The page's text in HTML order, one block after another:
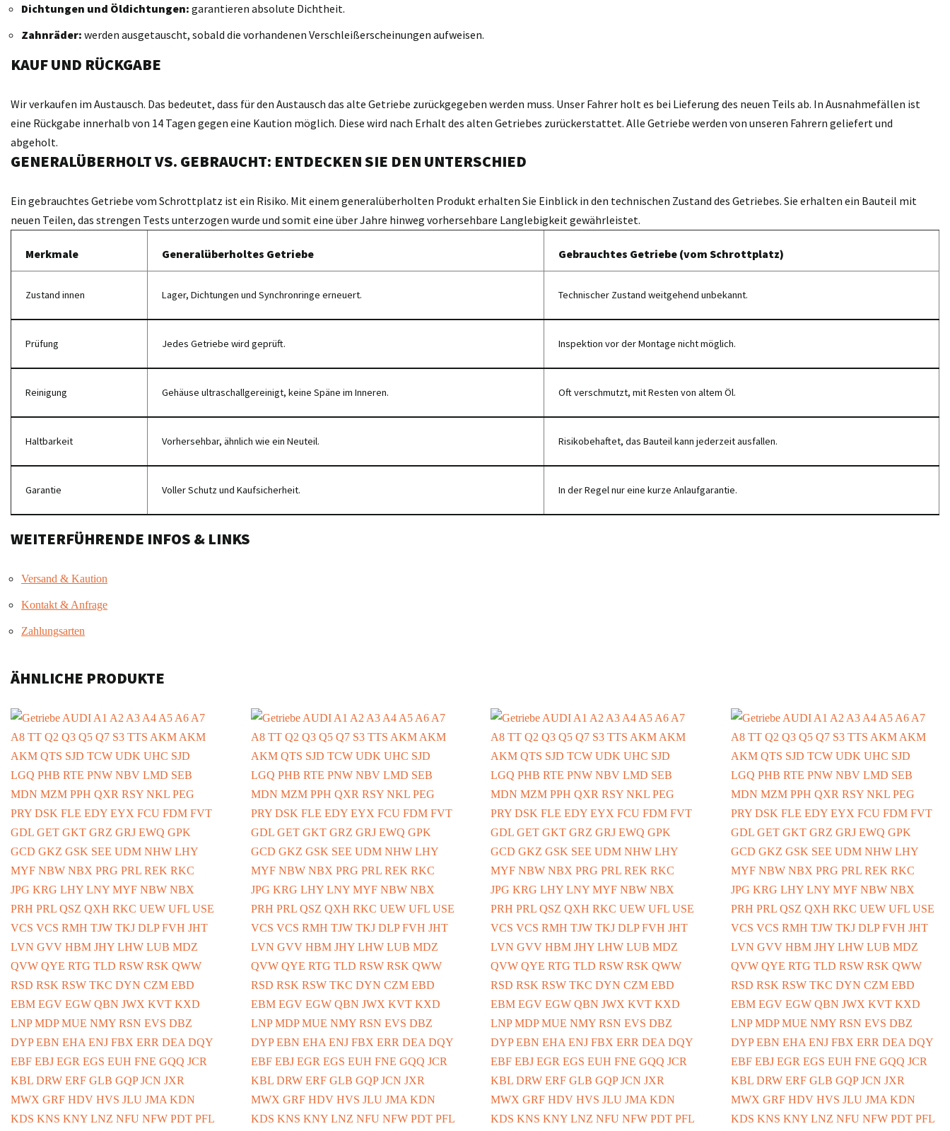
Dichtungen und Öldichtungen: garantieren absolute Dichtheit.
Zahnräder: werden ausgetauscht, sobald die vorhandenen Verschleißerscheinungen aufweisen.
KAUF UND RÜCKGABE
Wir verkaufen im Austausch. Das bedeutet, dass für den Austausch das alte Getriebe zurückgegeben werden muss. Unser Fahrer holt es bei Lieferung des neuen Teils ab. In Ausnahmefällen ist
eine Rückgabe innerhalb von 14 Tagen gegen eine Kaution möglich. Diese wird nach Erhalt des alten Getriebes zurückerstattet. Alle Getriebe werden von unseren Fahrern geliefert und
abgeholt.
GENERALÜBERHOLT VS. GEBRAUCHT: ENTDECKEN SIE DEN UNTERSCHIED
Ein gebrauchtes Getriebe vom Schrottplatz ist ein Risiko. Mit einem generalüberholten Produkt erhalten Sie Einblick in den technischen Zustand des Getriebes. Sie erhalten ein Bauteil mit
neuen Teilen, das strengen Tests unterzogen wurde und somit eine über Jahre hinweg vorhersehbare Langlebigkeit gewährleistet.
Merkmale Generalüberholtes Getriebe Gebrauchtes Getriebe (vom Schrottplatz)
Zustand innen Lager, Dichtungen und Synchronringe erneuert. Technischer Zustand weitgehend unbekannt.
Prüfung Jedes Getriebe wird geprüft. Inspektion vor der Montage nicht möglich.
Reinigung Gehäuse ultraschallgereinigt, keine Späne im Inneren. Oft verschmutzt, mit Resten von altem Öl.
Haltbarkeit Vorhersehbar, ähnlich wie ein Neuteil. Risikobehaftet, das Bauteil kann jederzeit ausfallen.
Garantie Voller Schutz und Kaufsicherheit. In der Regel nur eine kurze Anlaufgarantie.
WEITERFÜHRENDE INFOS & LINKS
Versand & Kaution
Kontakt & Anfrage
Zahlungsarten
ÄHNLICHE PRODUKTE